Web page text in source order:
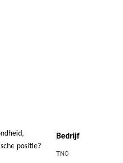
positie?
Bedrijf
TNO